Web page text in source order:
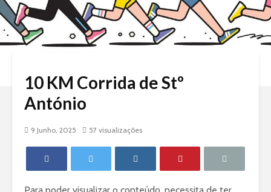
10 KM Corrida de Stº
António
9 Junho, 2025 57 visualizações